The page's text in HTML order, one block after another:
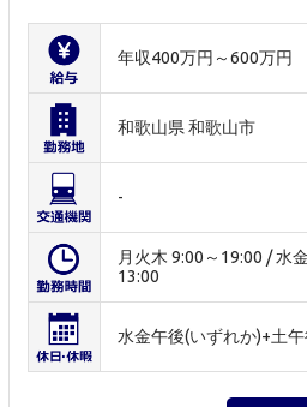
年収400万円～600万円
和歌山県 和歌山市
-
月火木 9:00～19:00 / 水
13:00
水金午後(いずれか)+土